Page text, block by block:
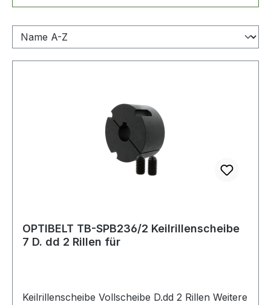
OPTIBELT TB-SPB236/2 Keilrillenscheibe
7 D. dd 2 Rillen für
Keilrillenscheibe Vollscheibe D.dd 2 Rillen Weitere